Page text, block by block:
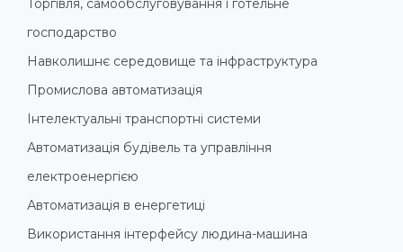
господарство
Навколишнє середовище та інфраструктура
Промислова автоматизація
Інтелектуальні транспортні системи
Автоматизація будівель та управління
електроенергією
Автоматизація в енергетиці
Використання інтерфейсу людина-машина